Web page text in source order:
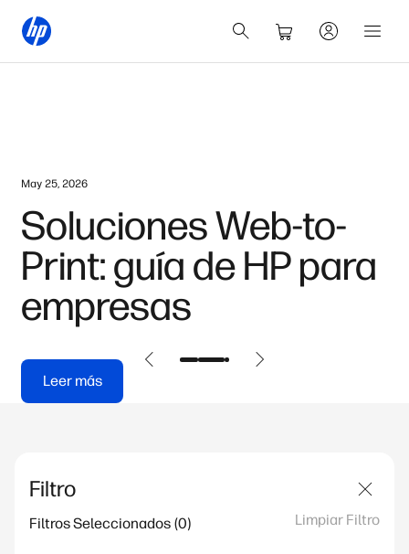
May 25, 2026
Soluciones Web-to-
Print: guía de HP para
empresas
Leer más
Filtro
Filtros Seleccionados Limpiar Filtro